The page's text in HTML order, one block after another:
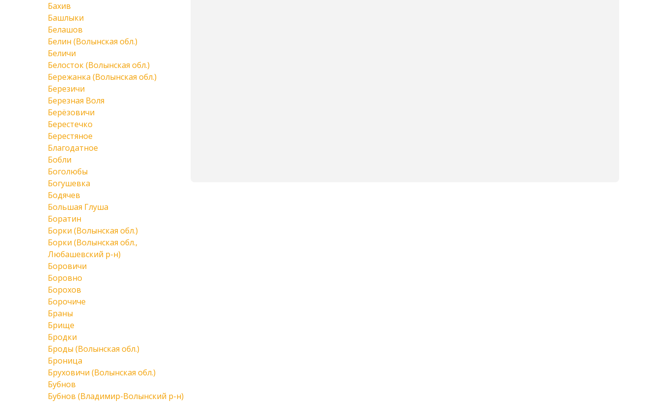
Бахив
Башлыки
Белашов
Белин (Волынская обл.)
Беличи
Белосток (Волынская обл.)
Бережанка (Волынская обл.)
Березичи
Березная Воля
Берёзовичи
Берестечко
Берестяное
Благодатное
Бобли
Боголюбы
Богушевка
Бодячев
Большая Глуша
Боратин
Борки (Волынская обл.)
Борки (Волынская обл.,
Любашевский р-н)
Боровичи
Боровно
Борохов
Борочиче
Браны
Брище
Бродки
Броды (Волынская обл.)
Броница
Бруховичи (Волынская обл.)
Бубнов
Бубнов (Владимир-Волынский р-н)